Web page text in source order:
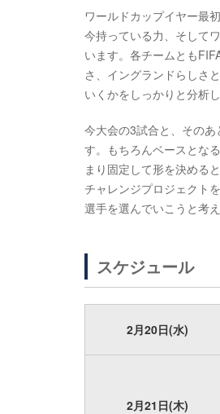
ワールドカップイヤー最
今持っている力、そして
います。各チームとも
さ、イングランドらしさ
いくかをしっかりと分析
今大会の3試合と、その
す。もちろんベースとな
まり固定して形を決める
チャレンジプロジェクト
選手を選んでいこうと考え
スケジュール
2月20日(水)
2月21日(木)